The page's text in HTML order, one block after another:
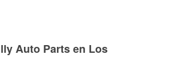
Auto Parts en Los